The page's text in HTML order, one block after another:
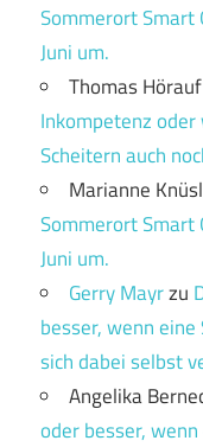
Sommerort Smart
Juni um.
Thomas Hörauf
Inkompetenz
Scheitern auch
Marianne
Sommerort Smart
Juni um.
Gerry Mayrzu
besser, wenn
sich dabei selbst
Angelika
oder besser,